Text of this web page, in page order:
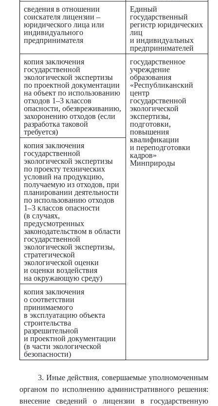
сведения в отношении
соискателя лицензии –
юридического лица или
индивидуального
предпринимателя
Единый
государственный
регистр юридических
лиц
и индивидуальных
предпринимателей
копия заключения
государственной
экологической экспертизы
по проектной документации
на объект по использованию
отходов 1–3 классов
опасности, обезвреживанию,
захоронению отходов (если
разработка таковой
требуется)
государственное
учреждение
образования
«Республиканский
центр
государственной
экологической
экспертизы,
подготовки,
повышения
квалификации
и переподготовки
кадров»
Минприроды
копия заключения
государственной
экологической экспертизы
по проекту технических
условий на продукцию,
получаемую из отходов, при
планировании деятельности
по использованию отходов
1–3 классов опасности
(в случаях,
предусмотренных
законодательством в области
государственной
экологической экспертизы,
стратегической
экологической оценки
и оценки воздействия
на окружающую среду)
копия заключения
о соответствии
принимаемого
в эксплуатацию объекта
строительства
разрешительной
и проектной документации
(в части экологической
безопасности)
3. Иные действия, совершаемые уполномоченным
органом по исполнению административного решения:
внесение сведений о лицензии в государственную